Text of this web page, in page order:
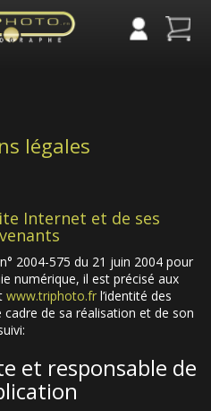
légales
Internet et de ses
2004-575 du 21 juin 2004 pour
numérique, il est précisé aux
www.triphoto.fr l’identité des
de sa réalisation et de son
et responsable de